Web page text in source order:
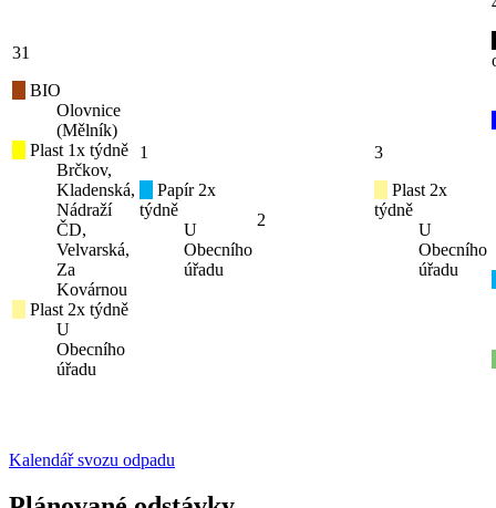
31
BIO
Olovnice
(Mělník)
Plast 1x týdně
Brčkov,
Kladenská,
Nádraží
ČD,
Velvarská,
Za
Kovárnou
Plast 2x týdně
U
Obecního
úřadu
1
Papír 2x
týdně
U
Obecního
úřadu
2
3
Plast 2x
týdně
U
Obecního
úřadu
Kalendář svozu odpadu